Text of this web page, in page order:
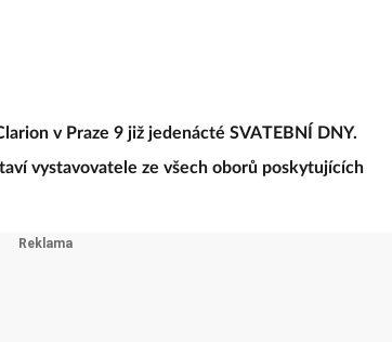
v Praze 9 již jedenácté SVATEBNÍ DNY.
vystavovatele ze všech oborů poskytujících